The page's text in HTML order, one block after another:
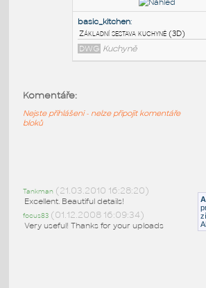
kitchen project:
Moderní kuchyně - šablona
RFA Kuchyně
DWG Kuchyně
DWG Kuchyně
Komentáře:
Nejste přihlášeni - nelze připojit komentáře
bloků
Tankman (21.03.2010 16:28:20)
Excellent. Beautiful details!
focus83 (01.12.2008 16:09:34)
Very useful! Thanks for your uploads